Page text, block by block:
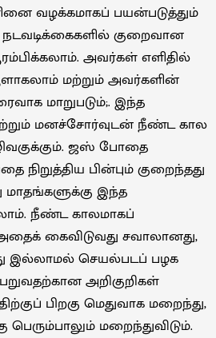
வழக்கமாகப் பயன்படுத்தும்
குறைவான
அவர்கள் எளிதில்
மற்றும் அவர்களின்
மாறுபடும்;. இந்த
மனச்சோர்வுடன் நீண்ட கால
ஜஸ் போதை
நிறுத்திய பின்பும் குறைந்தது
இந்த
நீண்ட காலமாகப்
கைவிடுவது சவாலானது,
இல்லாமல் செயல்படப் பழக
அறிகுறிகள்
பிறகு மெதுவாக மறைந்து,
பெரும்பாலும் மறைந்துவிடும்.